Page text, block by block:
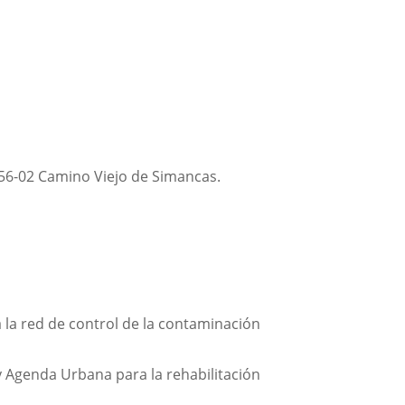
02 Camino Viejo de Simancas.
red de control de la contaminación
Urbana para la rehabilitación